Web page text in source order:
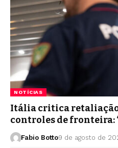
NOTÍCIAS
Itália critica retaliação
controles de fronteira:
Fabio Botto9 de agosto de